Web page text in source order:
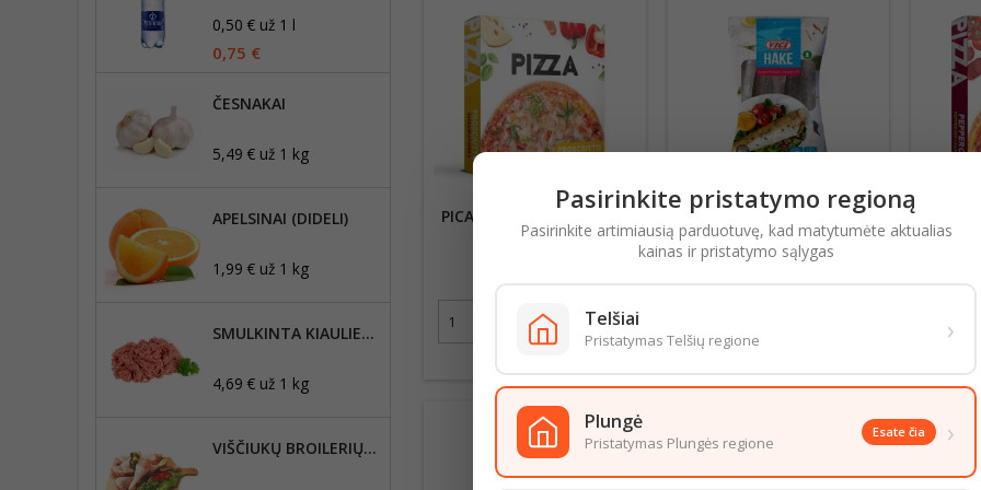
0,50 € už 1 l
0,75 €
ČESNAKAI
5,49 € už 1 kg
APELSINAI (DIDELI)
1,99 € už 1 kg
SMULKINTA KIAULIENA, RIEBUMAS IKI 30%
4,69 € už 1 kg
VIŠČIUKŲ BROILERIŲ BLAUZDELĖS
PICA PROSCIUTTO , 300G
shopping_cart Į krepšelį
JŪRINĖS LYDEKOS B/G 1KG
GRYNO 850G
Kaina
5,82 € už 1 kg
Pasirinkite pristatymo regioną
Pasirinkite artimiausią parduotuvę, kad matytumėte aktualias
kainas ir pristatymo sąlygas
Telšiai
Pristatymas Telšių regione ›
Plungė
Pristatymas Plungės regione
Esate čia ›